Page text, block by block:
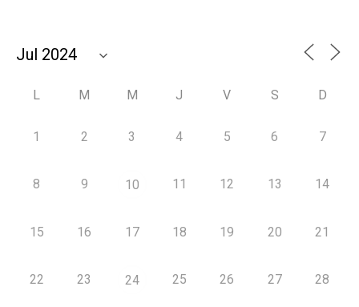
L M M J V S D
1 2 3 4 5 6 7
8 9 10 11 12 13 14
15 16 17 18 19 20 21
22 23 24 25 26 27 28